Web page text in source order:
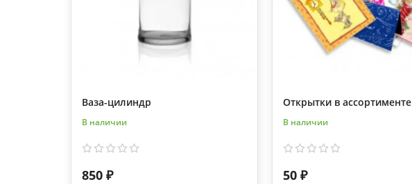
Ваза-цилиндр
В наличии
850 ₽
Открытки в ассортименте
В наличии
50 ₽